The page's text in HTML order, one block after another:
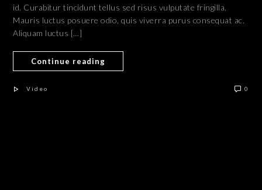
id. Curabitur tincidunt tellus sed risus vulputate fringilla.
Mauris luctus posuere odio, quis viverra purus consequat ac.
Aliquam luctus […]
Continue reading
Video 0